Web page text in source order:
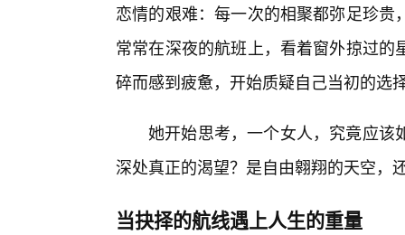
恋情的艰难：每一次的相聚都弥足珍
常常在深夜的航班上，看着窗外掠过
碎而感到疲惫，开始质疑自己当初的选
她开始思考，一个女人，究竟应该
深处真正的渴望？是自由翱翔的天空，
当抉择的航线遇上人生的重量